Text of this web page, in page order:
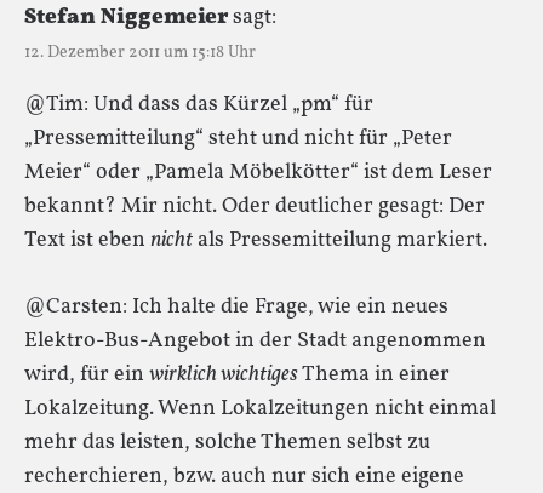
Stefan Niggemeiersagt:
12. Dezember 2011 um 15:18 Uhr
@Tim: Und dass das Kürzel „pm“ für
„Pressemitteilung“ steht und nicht für „Peter
Meier“ oder „Pamela Möbelkötter“ ist dem Leser
bekannt? Mir nicht. Oder deutlicher gesagt: Der
Text ist eben nicht als Pressemitteilung markiert.
@Carsten: Ich halte die Frage, wie ein neues
Elektro-Bus-Angebot in der Stadt angenommen
wird, für ein wirklich wichtigesThema in einer
Lokalzeitung. Wenn Lokalzeitungen nicht einmal
mehr das leisten, solche Themen selbst zu
recherchieren, bzw. auch nur sich eine eigene